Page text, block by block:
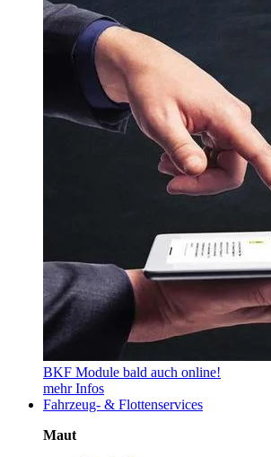
BKF Module bald auch online!
mehr Infos
Fahrzeug- & Flottenservices
Maut